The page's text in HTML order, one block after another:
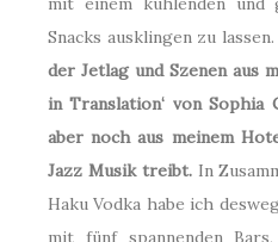
Snacks ausklingen zu lassen.
der Jetlag und Szenen aus
in Translation‘ von Sophia
aber noch aus meinem
Jazz Musik treibt.In
Haku Vodka habe ich
mit fünf spannenden